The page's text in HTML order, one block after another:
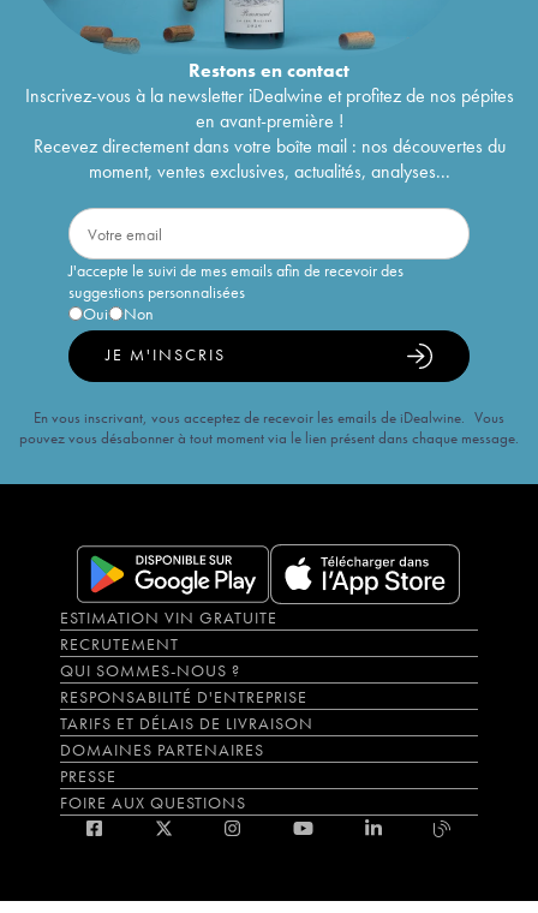
Restons encontact
Inscrivez-vous à la newsletter iDealwine et profitez de nos pépites
en avant-première !
Recevez directement dans votre boîte mail : nos découvertes du
moment, ventes exclusives, actualités, analyses...
J'accepte le suivi de mes emails afin de recevoir des
suggestions personnalisées
Oui
Non
JE M'INSCRIS
En vous inscrivant, vous acceptez de recevoir les emails de iDealwine. Vous
pouvez vous désabonner à tout moment via le lien présent dans chaque message.
ESTIMATION VIN GRATUITE
RECRUTEMENT
QUI SOMMES-NOUS ?
RESPONSABILITÉ D'ENTREPRISE
TARIFS ET DÉLAIS DE LIVRAISON
DOMAINES PARTENAIRES
PRESSE
FOIRE AUX QUESTIONS